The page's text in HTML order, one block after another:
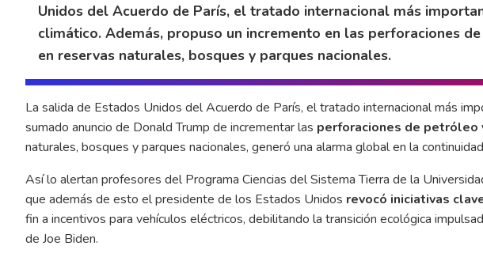
Unidos del Acuerdo de París, el tratado internacional más
climático. Además, propuso un incremento en las perforaciones
en reservas naturales, bosques y parques nacionales.
La salida de Estados Unidos del Acuerdo de París, el tratado internacional más
sumado anuncio de Donald Trump de incrementar las perforaciones de petróleo
naturales, bosques y parques nacionales, generó una alarma global en la
Así lo alertan profesores del Programa Ciencias del Sistema Tierra de la
que además de esto el presidente de los Estados Unidos revocó iniciativas
fin a incentivos para vehículos eléctricos, debilitando la transición ecológica
de Joe Biden.